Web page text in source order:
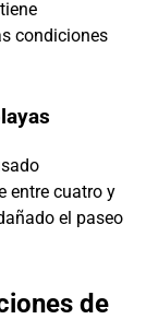
condiciones
entre cuatro y
el paseo
de